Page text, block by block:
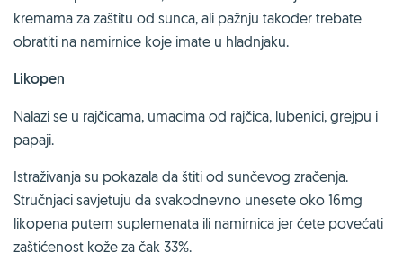
kremama za zaštitu od sunca, ali pažnju također trebate
obratiti na namirnice koje imate u hladnjaku.
Likopen
Nalazi se u rajčicama, umacima od rajčica, lubenici, grejpu i
papaji.
Istraživanja su pokazala da štiti od sunčevog zračenja.
Stručnjaci savjetuju da svakodnevno unesete oko 16mg
likopena putem suplemenata ili namirnica jer ćete povećati
zaštićenost kože za čak 33%.